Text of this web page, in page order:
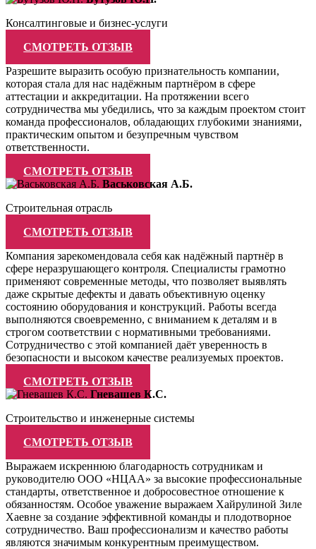
Консалтинговые и бизнес-услуги
СМОТРЕТЬ ОТЗЫВ
Разрешите выразить особую признательность компании,
которая стала для нас надёжным партнёром в сфере
аттестации и аккредитации. На протяжении всего
сотрудничества мы убедились, что за каждым проектом стоит
команда профессионалов, обладающих глубокими знаниями,
практическим опытом и безупречным чувством
ответственности.
СМОТРЕТЬ ОТЗЫВ
Васьковская А.Б.
Строительная отрасль
СМОТРЕТЬ ОТЗЫВ
Компания зарекомендовала себя как надёжный партнёр в
сфере неразрушающего контроля. Специалисты грамотно
применяют современные методы, что позволяет выявлять
даже скрытые дефекты и давать объективную оценку
состоянию оборудования и конструкций. Работы всегда
выполняются своевременно, с вниманием к деталям и в
строгом соответствии с нормативными требованиями.
Сотрудничество с этой компанией даёт уверенность в
безопасности и высоком качестве реализуемых проектов.
СМОТРЕТЬ ОТЗЫВ
Гневашев К.С.
Строительство и инженерные системы
СМОТРЕТЬ ОТЗЫВ
Выражаем искреннюю благодарность сотрудникам и
руководителю ООО «НЦАА» за высокие профессиональные
стандарты, ответственное и добросовестное отношение к
обязанностям. Особое уважение выражаем Хайрулиной Зиле
Хаевне за создание эффективной команды и плодотворное
сотрудничество. Ваш профессионализм и качество работы
являются значимым конкурентным преимуществом.